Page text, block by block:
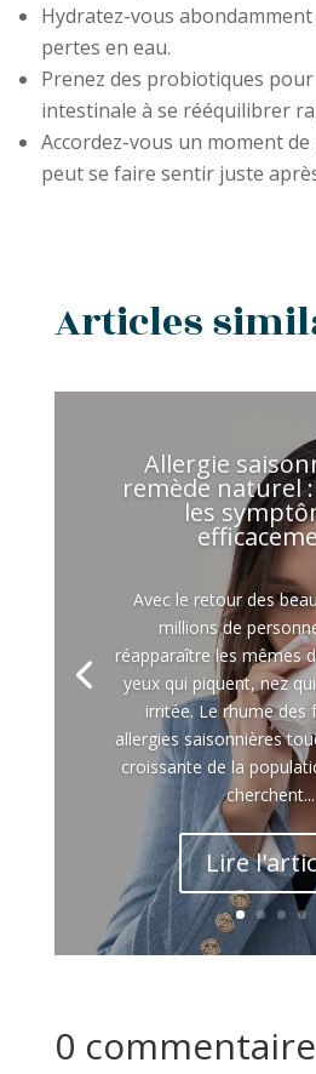
Hydratez-vous
pertes en eau.
Prenez des probiotiques
intestinale à se rééquilibrer
Accordez-vous un moment
peut se faire sentir juste
Articles
Allergie
remède naturel
les
Avec le retour des
millions de
réapparaître les mêmes
yeux qui piquent, nez
irritée. Le rhume des
allergies saisonnières
croissante de la
cherchent...
Lire
0